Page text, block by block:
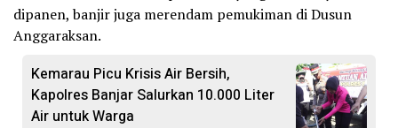
dipanen, banjir juga merendam pemukiman di Dusun
Anggaraksan.
Kemarau Picu Krisis Air Bersih,
Kapolres Banjar Salurkan 10.000 Liter
Air untuk Warga